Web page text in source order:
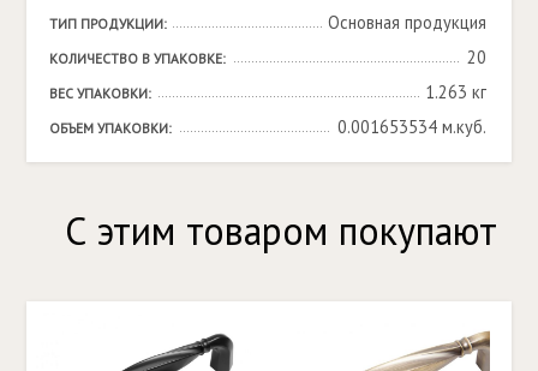
ТИП ПРОДУКЦИИ: Основная продукция
КОЛИЧЕСТВО В УПАКОВКЕ: 20
ВЕС УПАКОВКИ: 1.263 кг
ОБЪЕМ УПАКОВКИ: 0.001653534 м.куб.
С этим товаром покупают